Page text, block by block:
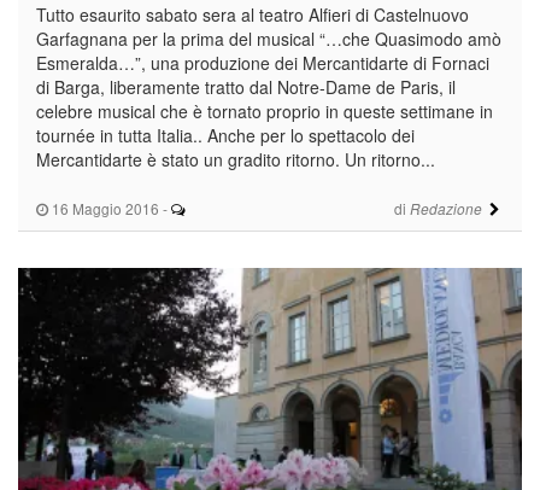
16 Maggio 2016 - di Redazione
Tutto esaurito sabato sera al teatro Alfieri di Castelnuovo
Garfagnana per la prima del musical “…che Quasimodo amò
Esmeralda…”, una produzione dei Mercantidarte di Fornaci
di Barga, liberamente tratto dal Notre-Dame de Paris, il
celebre musical che è tornato proprio in queste settimane in
tournée in tutta Italia.. Anche per lo spettacolo dei
Mercantidarte è stato un gradito ritorno. Un ritorno...